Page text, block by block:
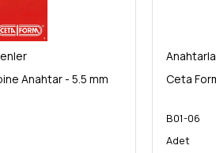
Geleceğe
Ağız Anahtar (Uzun Tip) - 16x17 mm,
Ceta Form'un sunduğu güvenilirlik ve
Doğru araçla işlerinizi daha hızlı ve
Kolay ve güvenli kullanım
Anahtar - 5.5 mm
Ceta
B01-06
Adet